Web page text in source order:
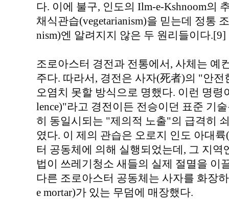
다. 이에 불구, 인도의 Ilm-e-Kshnoom의
채식관습(vegetarianism)을 믿는데 정통
nism)엔 알려지지 않은 두 원리들이다.[9]
조로아스터 경전과 전통에서, 사체는 예
주다. 따라서, 경전은 사자(死者)의 "안
오염치 못할 방식으로 명했다. 이런 명령
lence)"라고 경전이든 전승이던 표준 기
히 동일시되는 "제의적 노출"의 급격히
였다. 이 제의 관습은 오로지 인도 아대
터 공동체에 의해 실행되었는데, 그 지
법이 쓰레기청소 새들의 실제 절멸을 이
다른 조로아스터 공동체는 사자를 화장
e mortar)가 있는 무덤에 매장했다.